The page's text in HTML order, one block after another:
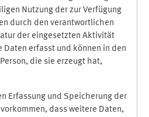
Nutzung der zur Verfügung
durch den verantwortlichen
der eingesetzten Aktivität
erfasst und können in den
die sie erzeugt hat,
Erfassung und Speicherung der
dass weitere Daten,